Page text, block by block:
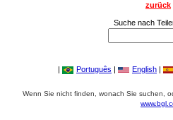
zurück
Suche nach
| Português | English |
Wenn Sie nicht finden, wonach Sie suchen,